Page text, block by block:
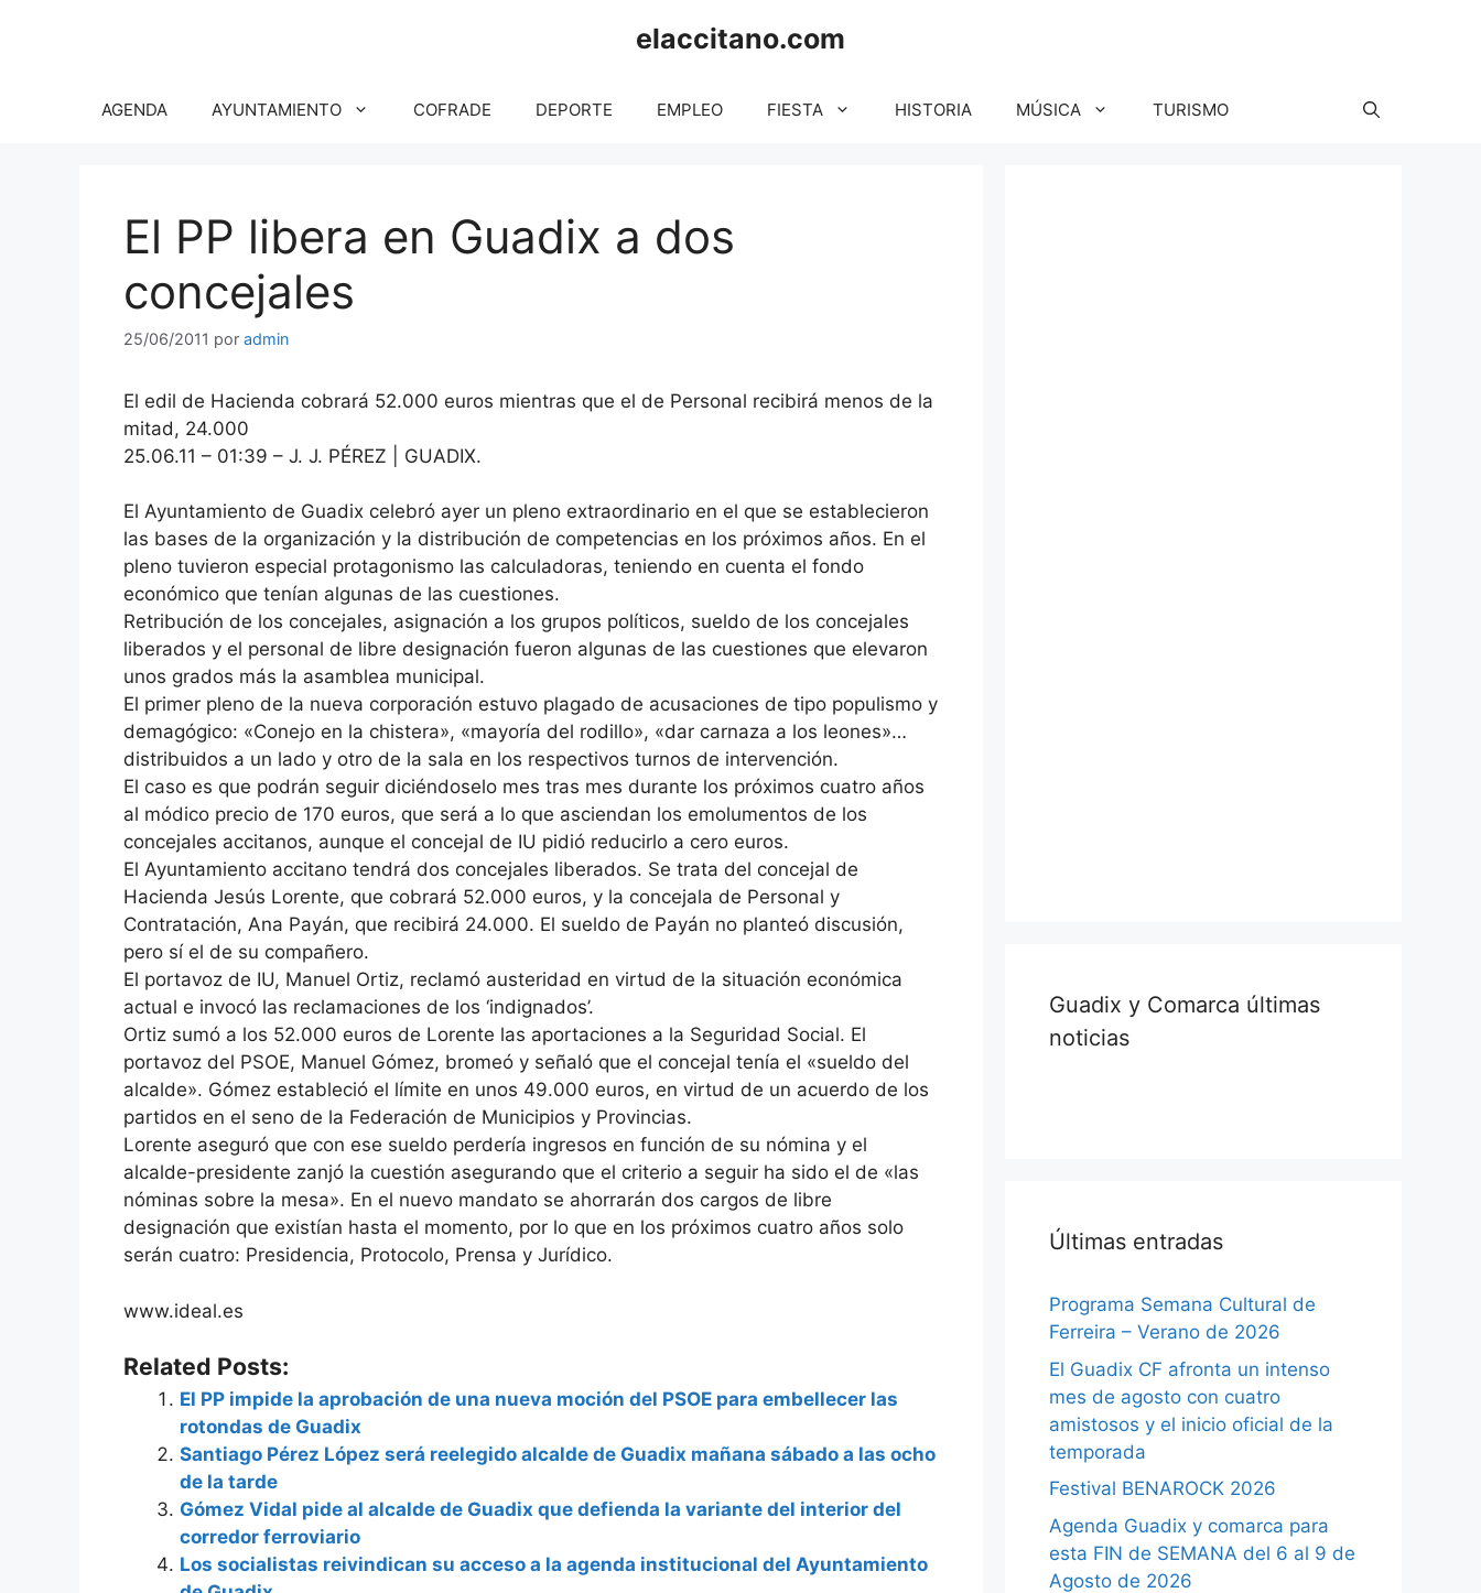
elaccitano.com
AGENDA AYUNTAMIENTO COFRADE DEPORTE EMPLEO FIESTA HISTORIA MÚSICA TURISMO
El PP libera en Guadix a dos
concejales
25/06/2011 por admin
El edil de Hacienda cobrará 52.000 euros mientras que el de Personal recibirá menos de la
mitad, 24.000
25.06.11 – 01:39 – J. J. PÉREZ | GUADIX.
El Ayuntamiento de Guadix celebró ayer un pleno extraordinario en el que se establecieron
las bases de la organización y la distribución de competencias en los próximos años. En el
pleno tuvieron especial protagonismo las calculadoras, teniendo en cuenta el fondo
económico que tenían algunas de las cuestiones.
Retribución de los concejales, asignación a los grupos políticos, sueldo de los concejales
liberados y el personal de libre designación fueron algunas de las cuestiones que elevaron
unos grados más la asamblea municipal.
El primer pleno de la nueva corporación estuvo plagado de acusaciones de tipo populismo y
demagógico: «Conejo en la chistera», «mayoría del rodillo», «dar carnaza a los leones»…
distribuidos a un lado y otro de la sala en los respectivos turnos de intervención.
El caso es que podrán seguir diciéndoselo mes tras mes durante los próximos cuatro años
al módico precio de 170 euros, que será a lo que asciendan los emolumentos de los
concejales accitanos, aunque el concejal de IU pidió reducirlo a cero euros.
El Ayuntamiento accitano tendrá dos concejales liberados. Se trata del concejal de
Hacienda Jesús Lorente, que cobrará 52.000 euros, y la concejala de Personal y
Contratación, Ana Payán, que recibirá 24.000. El sueldo de Payán no planteó discusión,
pero sí el de su compañero.
El portavoz de IU, Manuel Ortiz, reclamó austeridad en virtud de la situación económica
actual e invocó las reclamaciones de los ‘indignados’.
Ortiz sumó a los 52.000 euros de Lorente las aportaciones a la Seguridad Social. El
portavoz del PSOE, Manuel Gómez, bromeó y señaló que el concejal tenía el «sueldo del
alcalde». Gómez estableció el límite en unos 49.000 euros, en virtud de un acuerdo de los
partidos en el seno de la Federación de Municipios y Provincias.
Lorente aseguró que con ese sueldo perdería ingresos en función de su nómina y el
alcalde-presidente zanjó la cuestión asegurando que el criterio a seguir ha sido el de «las
nóminas sobre la mesa». En el nuevo mandato se ahorrarán dos cargos de libre
designación que existían hasta el momento, por lo que en los próximos cuatro años solo
serán cuatro: Presidencia, Protocolo, Prensa y Jurídico.
www.ideal.es
Related Posts:
El PP impide la aprobación de una nueva moción del PSOE para embellecer las
rotondas de Guadix
Santiago Pérez López será reelegido alcalde de Guadix mañana sábado a las ocho
de la tarde
Gómez Vidal pide al alcalde de Guadix que defienda la variante del interior del
corredor ferroviario
Los socialistas reivindican su acceso a la agenda institucional del Ayuntamiento
Guadix y Comarca últimas
noticias
Últimas entradas
Programa Semana Cultural de
Ferreira – Verano de 2026
El Guadix CF afronta un intenso
mes de agosto con cuatro
amistosos y el inicio oficial de la
temporada
Festival BENAROCK 2026
Agenda Guadix y comarca para
esta FIN de SEMANA del 6 al 9 de
Agosto de 2026